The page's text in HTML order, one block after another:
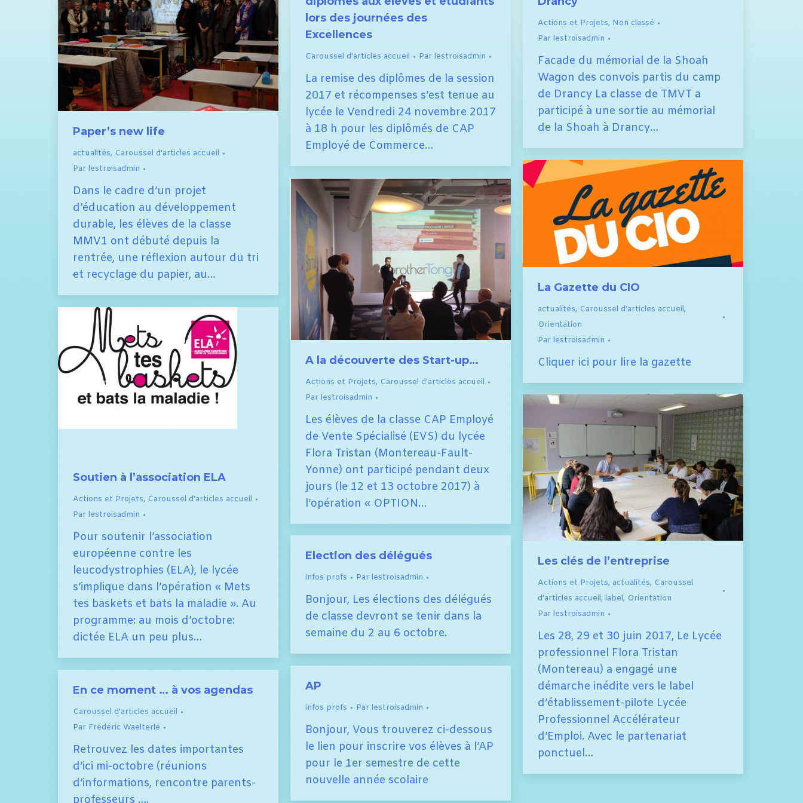
Paper’s new life
actualités, Caroussel d'articles accueil
Par lestroisadmin
Dans le cadre d’un projet
d’éducation au développement
durable, les élèves de la classe
MMV1 ont débuté depuis la
rentrée, une réflexion autour du tri
et recyclage du papier, au…
lors des journées des
Excellences
Caroussel d'articles accueil Par lestroisadmin
La remise des diplômes de la session
2017 et récompenses s’est tenue au
lycée le Vendredi 24 novembre 2017
à 18 h pour les diplômés de CAP
Employé de Commerce…
Actions et Projets, Non classé
Par lestroisadmin
Facade du mémorial de la Shoah
Wagon des convois partis du camp
de Drancy La classe de TMVT a
participé à une sortie au mémorial
de la Shoah à Drancy…
La Gazette du CIO
actualités, Caroussel d'articles accueil,
Orientation
Par lestroisadmin
Cliquer ici pour lire la gazette
A la découverte des Start-up…
Actions et Projets, Caroussel d'articles accueil
Par lestroisadmin
Les élèves de la classe CAP Employé
de Vente Spécialisé (EVS) du lycée
Flora Tristan (Montereau-Fault-
Yonne) ont participé pendant deux
jours (le 12 et 13 octobre 2017) à
l’opération « OPTION…
Soutien à l’association ELA
Actions et Projets, Caroussel d'articles accueil
Par lestroisadmin
Pour soutenir l’association
européenne contre les
leucodystrophies (ELA), le lycée
s’implique dans l’opération « Mets
tes baskets et bats la maladie ». Au
programme: au mois d’octobre:
dictée ELA un peu plus…
Les clés de l’entreprise
Actions et Projets, actualités, Caroussel
d'articles accueil, label, Orientation
Par lestroisadmin
Les 28, 29 et 30 juin 2017, Le Lycée
professionnel Flora Tristan
(Montereau) a engagé une
démarche inédite vers le label
d’établissement-pilote Lycée
Professionnel Accélérateur
d’Emploi. Avec le partenariat
ponctuel…
Election des délégués
infos profs Par lestroisadmin
Bonjour, Les élections des délégués
de classe devront se tenir dans la
semaine du 2 au 6 octobre.
AP
infos profs Par lestroisadmin
Bonjour, Vous trouverez ci-dessous
le lien pour inscrire vos élèves à l’AP
pour le 1er semestre de cette
nouvelle année scolaire
En ce moment … à vos agendas
Caroussel d'articles accueil
Par Frédéric Waelterlé
Retrouvez les dates importantes
d’ici mi-octobre (réunions
d’informations, rencontre parents-
professeurs ….